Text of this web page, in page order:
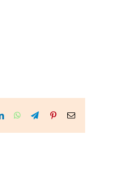
LinkedInWhatsApp
TelegramPinterestEmail